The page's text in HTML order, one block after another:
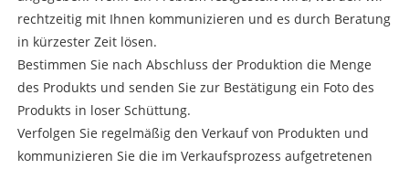
rechtzeitig mit Ihnen kommunizieren und es durch Beratung
in kürzester Zeit lösen.
Bestimmen Sie nach Abschluss der Produktion die Menge
des Produkts und senden Sie zur Bestätigung ein Foto des
Produkts in loser Schüttung.
Verfolgen Sie regelmäßig den Verkauf von Produkten und
kommunizieren Sie die im Verkaufsprozess aufgetretenen